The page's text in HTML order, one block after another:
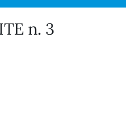
n. 3